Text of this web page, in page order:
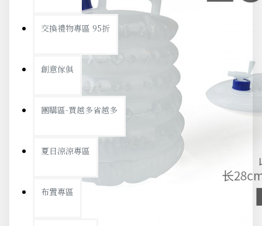
交換禮物專區 95折
創意傢俱
團購區-買越多省越多
夏日涼涼專區
布置專區